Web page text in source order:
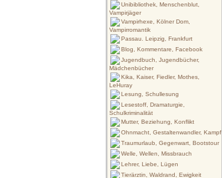
Unibibliothek, Menschenblut,
Vampirjäger
Vampirhexe, Kölner Dom,
Vampirromantik
Passau. Leipzig, Frankfurt
Blog, Kommentare, Facebook
Jugendbuch, Jugendbücher,
Mädchenbücher
Kika, Kaiser, Fiedler, Mothes,
LeHuray
Lesung, Schullesung
Lesestoff, Dramaturgie,
Schulkriminalität
Mutter, Beziehung, Konflikt
Ohnmacht, Gestaltenwandler, Kampf
Traumurlaub, Gegenwart, Bootstour
Welle, Wellen, Missbrauch
Lehrer, Liebe, Lügen
Tierärztin, Waldrand, Ewigkeit